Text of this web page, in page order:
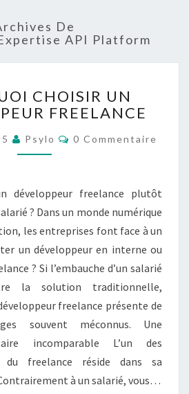
API
De
API Platform
O
U
Q
U
I
H
O
I
S
R
U
N
D
E
CHOISIR UN
FREELANCE
Psylo
C
O
T
A
I
R
S
0 Commentaire
développeur freelance plutôt
? Dans un monde numérique
les entreprises font face à un
un développeur en interne ou
? Si l’embauche d’un salarié
la solution traditionnelle,
freelance présente de
souvent méconnus. Une
incomparable L’un des
du freelance réside dans sa
à un salarié, vous…